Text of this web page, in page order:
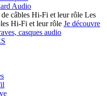
Audio
Les
Hi-Fi et leur rôle Je découvre
casques audio